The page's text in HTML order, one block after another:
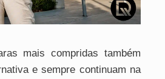
mais compridas também
e sempre continuam na